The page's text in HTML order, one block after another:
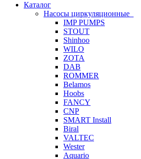
Каталог
Насосы циркуляционные
IMP PUMPS
STOUT
Shinhoo
WILO
ZOTA
DAB
ROMMER
Belamos
Hoobs
FANCY
CNP
SMART Install
Biral
VALTEC
Wester
Aquario